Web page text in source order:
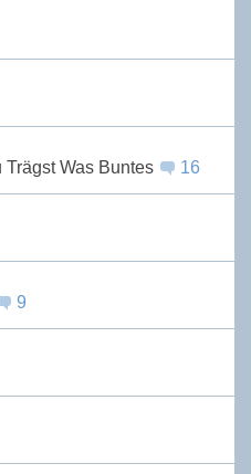
Trägst Was Buntes
16
9